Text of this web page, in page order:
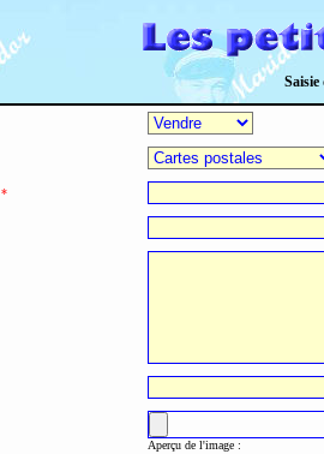
Saisie
Aperçu de l'image :